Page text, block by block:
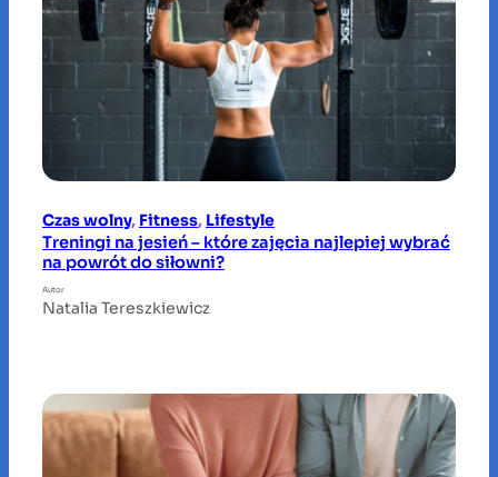
Czas wolny, Fitness, Lifestyle
Treningi na jesień – które zajęcia najlepiej wybrać
na powrót do siłowni?
Autor
Natalia Tereszkiewicz